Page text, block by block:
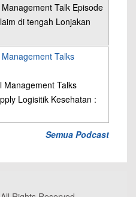
Talk Episode
di tengah Lonjakan
Talks
Management Talks
Logisitik Kesehatan :
Semua Podcast